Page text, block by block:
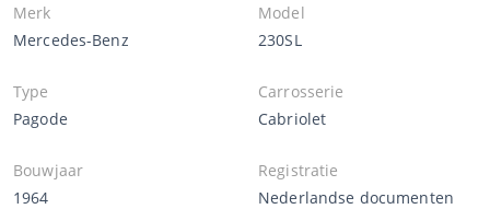
Merk
Mercedes-Benz
Model
230SL
Type
Pagode
Carrosserie
Cabriolet
Bouwjaar
1964
Registratie
Nederlandse documenten